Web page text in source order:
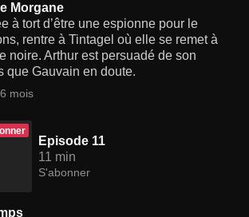
Morgane
à tort d’être une espionne pour le
rentre à Tintagel où elle se remet à
noire. Arthur est persuadé de son
que Gauvain en doute.
mois
Episode 11
11 min
S'abonner